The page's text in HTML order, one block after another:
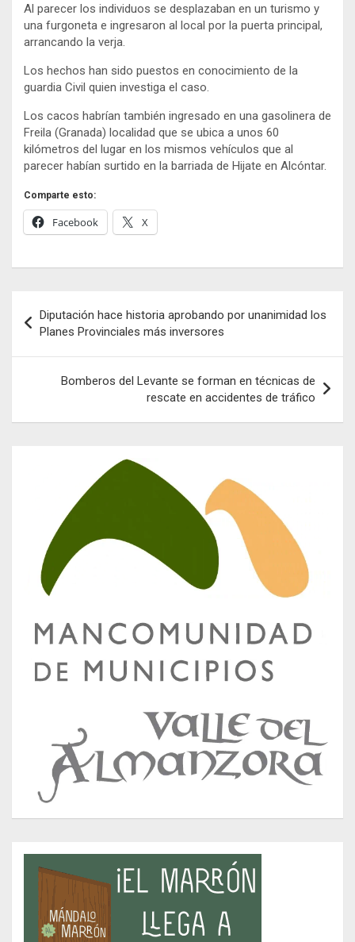
Al parecer los individuos se desplazaban en un turismo y
una furgoneta e ingresaron al local por la puerta principal,
arrancando la verja.
Los hechos han sido puestos en conocimiento de la
guardia Civil quien investiga el caso.
Los cacos habrían también ingresado en una gasolinera de
Freila (Granada) localidad que se ubica a unos 60
kilómetros del lugar en los mismos vehículos que al
parecer habían surtido en la barriada de Hijate en Alcóntar.
Comparte esto:
Facebook X
de
entradas
Diputación hace historia aprobando por unanimidad los
Planes Provinciales más inversores
Bomberos del Levante se forman en técnicas de
rescate en accidentes de tráfico